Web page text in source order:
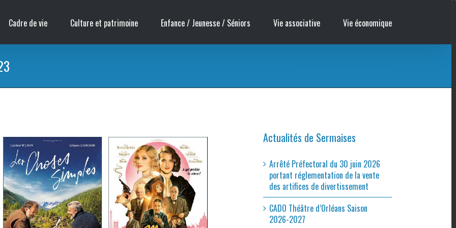
Cadre de vie Culture et patrimoine Enfance / Jeunesse / Séniors Vie associative Vie économique
Actualités de Sermaises
Arrêté Préfectoral du 30 juin 2026
portant réglementation de la vente
des artifices de divertissement
CADO Théâtre d’Orléans Saison
2026-2027